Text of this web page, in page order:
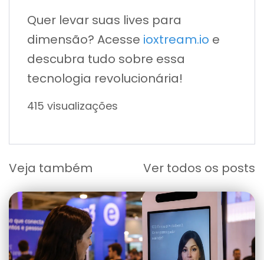
Quer levar suas lives para
dimensão? Acesse ioxtream.io e
descubra tudo sobre essa
tecnologia revolucionária!
415 visualizações
Veja também Ver todos os posts